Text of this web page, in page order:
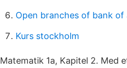
Open branches of bank of
Kurs stockholm
Matematik 1a, Kapitel 2. Med